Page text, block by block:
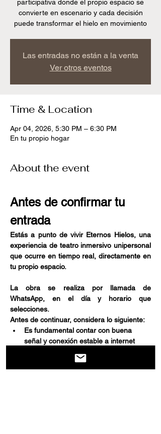
participativa donde el propio espacio se
convierte en escenario y cada decisión
Las entradas no están a la venta
Ver otros eventos
Time & Location
Apr 04, 2026, 5:30 PM – 6:30 PM
En tu propio hogar
About the event
Antes de confirmar tu
entrada
Estás a punto de vivir Eternos Hielos, una
experiencia de teatro inmersivo unipersonal
que ocurre en tiempo real, directamente en
tu propio espacio.
La obra se realiza por llamada de
WhatsApp, en el día y horario que
selecciones.
Antes de continuar, considera lo siguiente:
Es fundamental contar con buena
señal y conexión estable a internet